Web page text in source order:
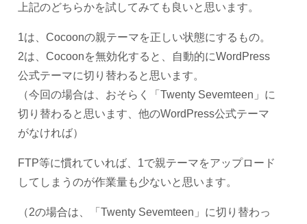
上記のどちらかを試してみても良いと思います。
1は、Cocoonの親テーマを正しい状態にするもの。
2は、Cocoonを無効化すると、自動的にWordPress
公式テーマに切り替わると思います。
（今回の場合は、おそらく「Twenty Sevemteen」に
切り替わると思います、他のWordPress公式テーマ
がなければ）
FTP等に慣れていれば、1で親テーマをアップロード
してしまうのが作業量も少ないと思います。
（2の場合は、「Twenty Sevemteen」に切り替わっ